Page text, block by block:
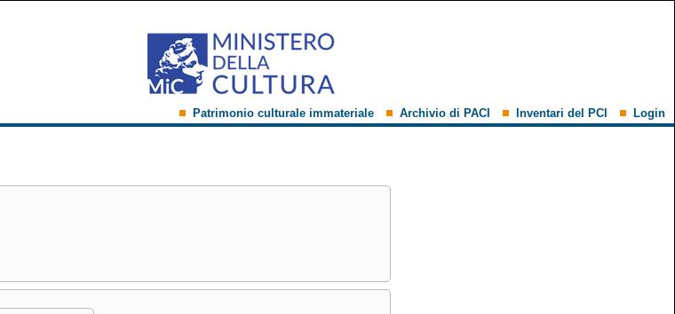
Patrimonio culturale immateriale Archivio di PACI Inventari del PCI Login